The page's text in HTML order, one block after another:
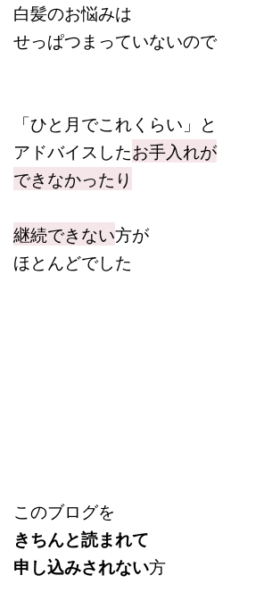
白髪のお悩みは
せっぱつまっていないので
「ひと月でこれくらい」と
アドバイスしたお手入れが
できなかったり
継続できない方が
ほとんどでした
このブログを
きちんと読まれて
申し込みされない方